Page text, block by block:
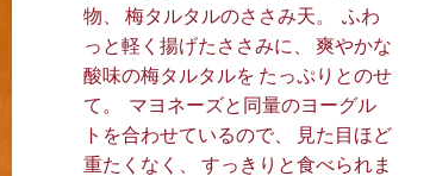
物、 梅タルタルのささみ天。 ⁡ ふわ
っと軽く揚げたささみに、 爽やかな
酸味の梅タルタルを たっぷりとのせ
て。 ⁡ マヨネーズと同量のヨーグル
トを合わせているので、 見た目ほど
重たくなく、 すっきりと食べられま